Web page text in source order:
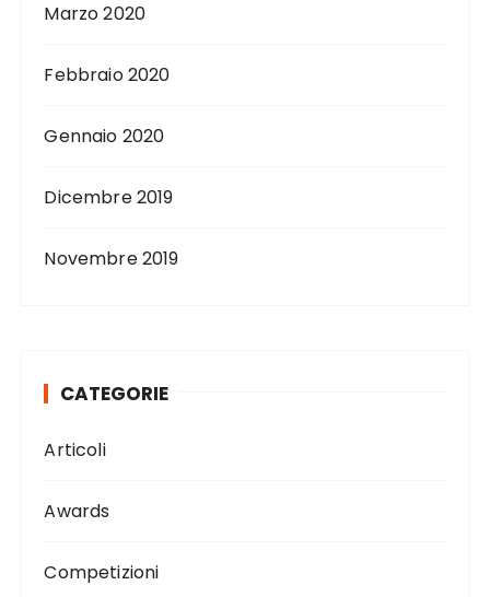
Marzo 2020
Febbraio 2020
Gennaio 2020
Dicembre 2019
Novembre 2019
CATEGORIE
Articoli
Awards
Competizioni